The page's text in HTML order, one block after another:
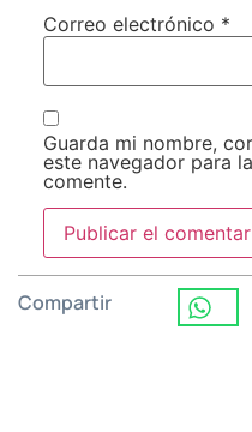
Correo electrónico *
Guarda mi nombre,
este navegador para
comente.
Compartir